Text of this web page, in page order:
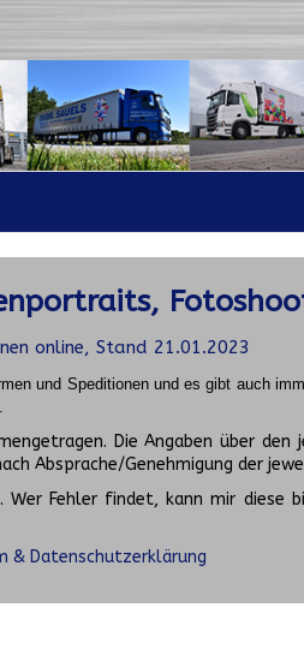
online, Stand 21.01.2023
und Speditionen und es gibt auch
Die Angaben über
Absprache/Genehmigung der
Wer Fehler findet, kann mir
& Datenschutzerklärung